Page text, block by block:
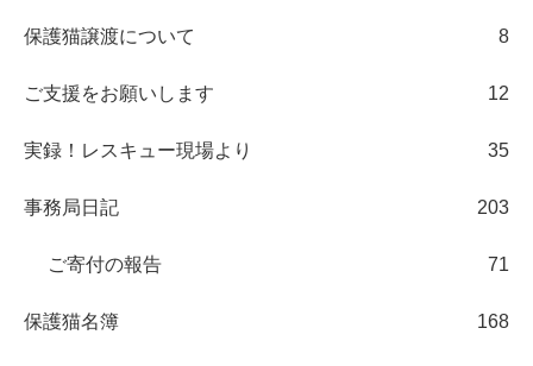
保護猫譲渡について 8
ご支援をお願いします 12
実録！レスキュー現場より 35
事務局日記 203
ご寄付の報告 71
保護猫名簿 168